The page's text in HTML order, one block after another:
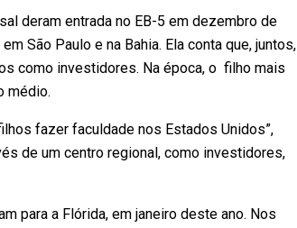
deram entrada no EB-5 em dezembro de
São Paulo e na Bahia. Ela conta que, juntos,
como investidores. Na época, o filho mais
médio.
fazer faculdade nos Estados Unidos”,
de um centro regional, como investidores,
para a Flórida, em janeiro deste ano. Nos